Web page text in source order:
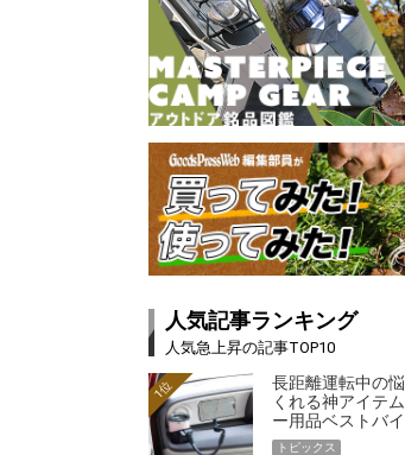
人気記事ランキング
人気急上昇の記事TOP10
長距離運転中の
くれる神アイテ
ー用品ベストバイ
1位
トピックス